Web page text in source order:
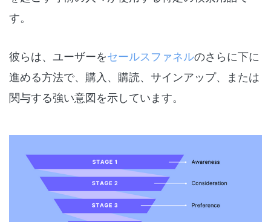
す。
彼らは、ユーザーをセールスファネルのさらに下に
進める方法で、購入、購読、サインアップ、または
関与する強い意図を示しています。